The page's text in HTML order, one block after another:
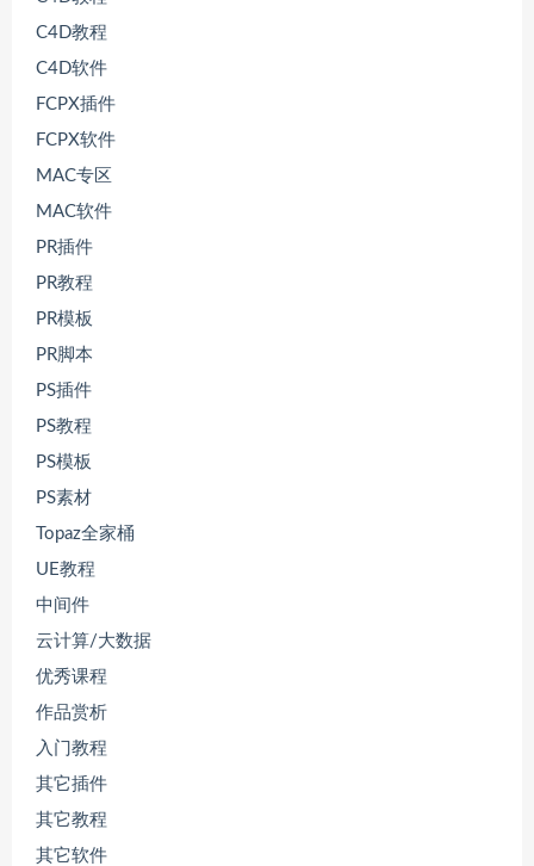
C4D教程
C4D软件
FCPX插件
FCPX软件
MAC专区
MAC软件
PR插件
PR教程
PR模板
PR脚本
PS插件
PS教程
PS模板
PS素材
Topaz全家桶
UE教程
中间件
云计算/大数据
优秀课程
作品赏析
入门教程
其它插件
其它教程
其它软件